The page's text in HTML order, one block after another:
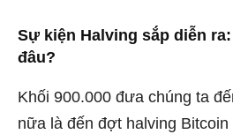
Sự kiện Halving sắp diễn
đâu?
Khối 900.000 đưa chúng ta
nữa là đến đợt halving